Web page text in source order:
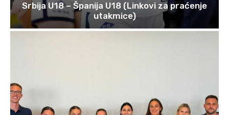
Srbija U18 – Španija U18 (Linkovi za praćenje
utakmice)